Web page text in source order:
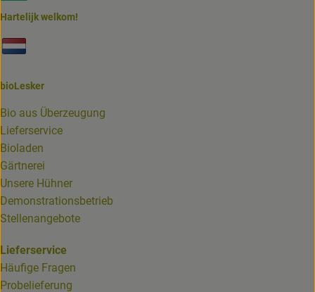
Hartelijk welkom!
bioLesker
Bio aus Überzeugung
Lieferservice
Bioladen
Gärtnerei
Unsere Hühner
Demonstrationsbetrieb
Stellenangebote
Lieferservice
Häufige Fragen
Probelieferung